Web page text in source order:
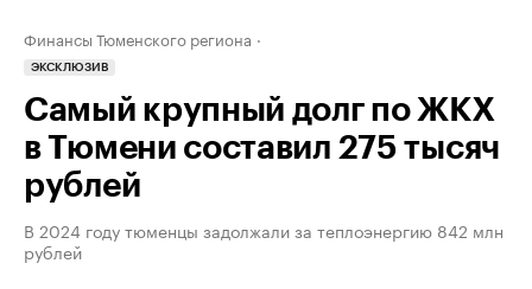
Финансы Тюменского региона
ЭКСКЛЮЗИВ
Самый крупный долг по ЖКХ
в Тюмени составил 275 тысяч
рублей
В 2024 году тюменцы задолжали за теплоэнергию 842 млн
рублей